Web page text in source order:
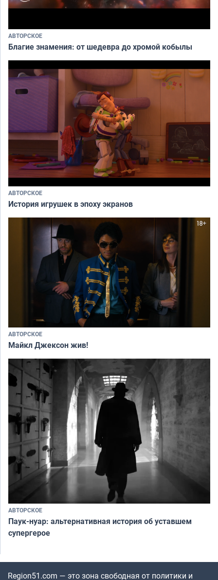
АВТОРСКОЕ
Благие знамения: от шедевра до хромой кобылы
АВТОРСКОЕ
История игрушек в эпоху экранов
АВТОРСКОЕ
Майкл Джексон жив!
АВТОРСКОЕ
Паук-нуар: альтернативная история об уставшем
супергерое
Region51.com — это зона свободная от политики и